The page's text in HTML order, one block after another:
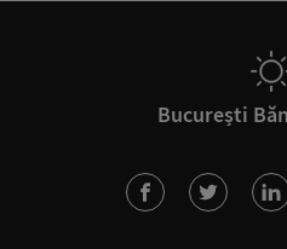
București